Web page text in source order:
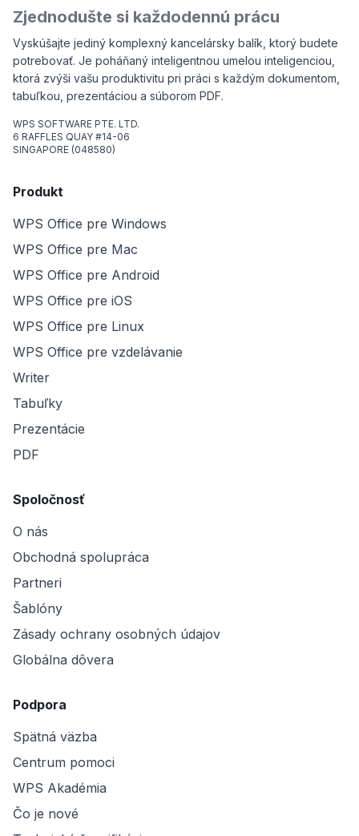
Zjednodušte si každodennú prácu
Vyskúšajte jediný komplexný kancelársky balík, ktorý budete
potrebovať. Je poháňaný inteligentnou umelou inteligenciou,
ktorá zvýši vašu produktivitu pri práci s každým dokumentom,
tabuľkou, prezentáciou a súborom PDF.
WPS SOFTWARE PTE. LTD.
6 RAFFLES QUAY #14-06
SINGAPORE (048580)
Produkt
WPS Office pre Windows
WPS Office pre Mac
WPS Office pre Android
WPS Office pre iOS
WPS Office pre Linux
WPS Office pre vzdelávanie
Writer
Tabuľky
Prezentácie
PDF
Spoločnosť
O nás
Obchodná spolupráca
Partneri
Šablóny
Zásady ochrany osobných údajov
Globálna dôvera
Podpora
Spätná väzba
Centrum pomoci
WPS Akadémia
Čo je nové